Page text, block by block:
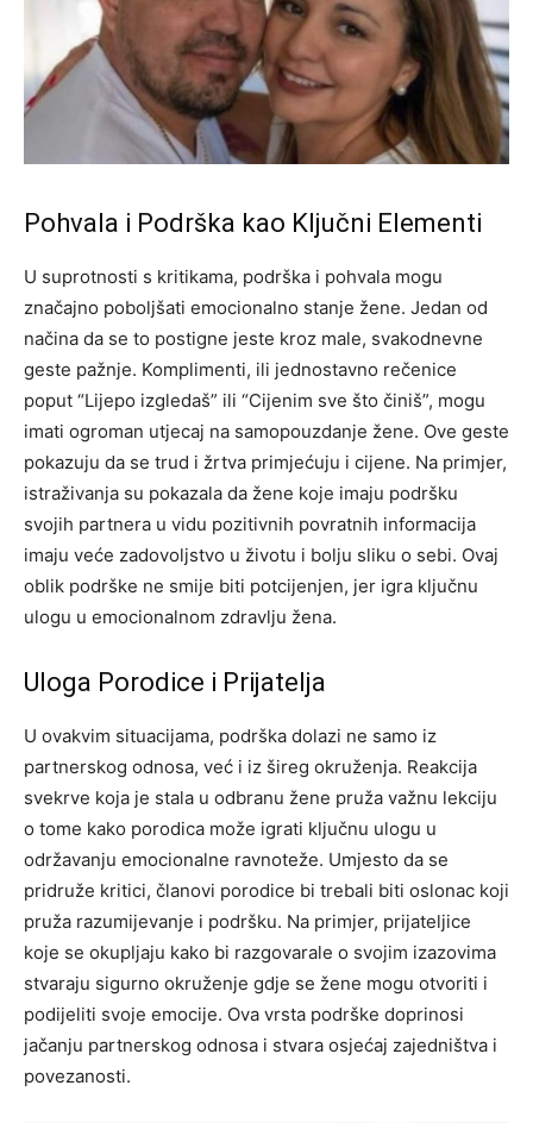
Pohvala i Podrška kao Ključni Elementi
U suprotnosti s kritikama, podrška i pohvala mogu
značajno poboljšati emocionalno stanje žene. Jedan od
načina da se to postigne jeste kroz male, svakodnevne
geste pažnje. Komplimenti, ili jednostavno rečenice
poput “Lijepo izgledaš” ili “Cijenim sve što činiš”, mogu
imati ogroman utjecaj na samopouzdanje žene. Ove geste
pokazuju da se trud i žrtva primjećuju i cijene. Na primjer,
istraživanja su pokazala da žene koje imaju podršku
svojih partnera u vidu pozitivnih povratnih informacija
imaju veće zadovoljstvo u životu i bolju sliku o sebi. Ovaj
oblik podrške ne smije biti potcijenjen, jer igra ključnu
ulogu u emocionalnom zdravlju žena.
Uloga Porodice i Prijatelja
U ovakvim situacijama, podrška dolazi ne samo iz
partnerskog odnosa, već i iz šireg okruženja. Reakcija
svekrve koja je stala u odbranu žene pruža važnu lekciju
o tome kako porodica može igrati ključnu ulogu u
održavanju emocionalne ravnoteže. Umjesto da se
pridruže kritici, članovi porodice bi trebali biti oslonac koji
pruža razumijevanje i podršku. Na primjer, prijateljice
koje se okupljaju kako bi razgovarale o svojim izazovima
stvaraju sigurno okruženje gdje se žene mogu otvoriti i
podijeliti svoje emocije. Ova vrsta podrške doprinosi
jačanju partnerskog odnosa i stvara osjećaj zajedništva i
povezanosti.